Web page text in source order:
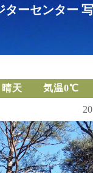
ターセンター
晴天 気温0℃